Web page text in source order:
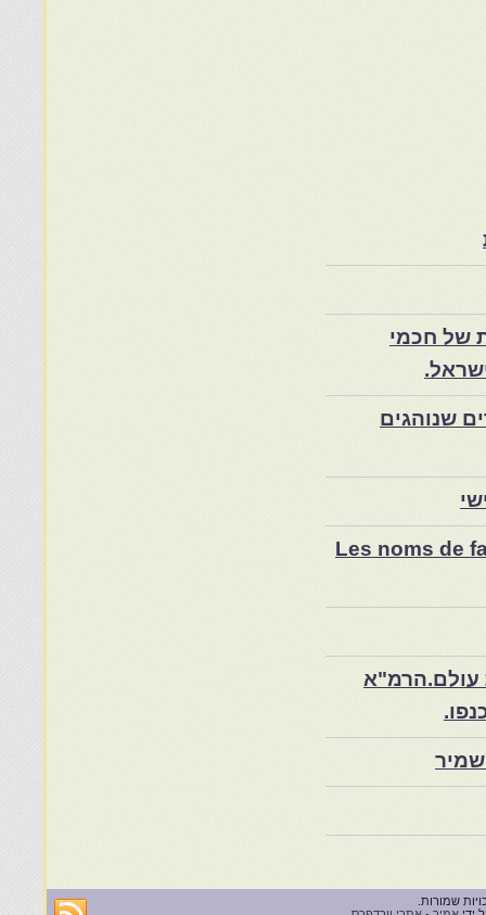
של חכמי
שנוהגים
Les noms de
עולם.הרמ"א